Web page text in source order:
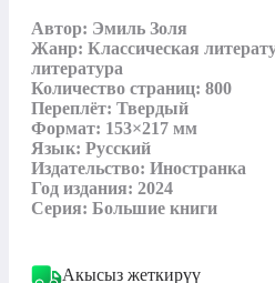
Автор: Эмиль Золя
Жанр: Классическая
литература
Количество страниц: 800
Переплёт: Твердый
Формат: 153×217 мм
Язык: Русский
Издательство: Иностранка
Год издания: 2024
Серия: Большие книги
Акысыз жеткирүү